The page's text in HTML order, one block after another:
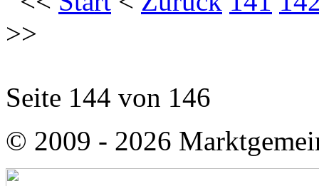
>>
Seite 144 von 146
© 2009 - 2026